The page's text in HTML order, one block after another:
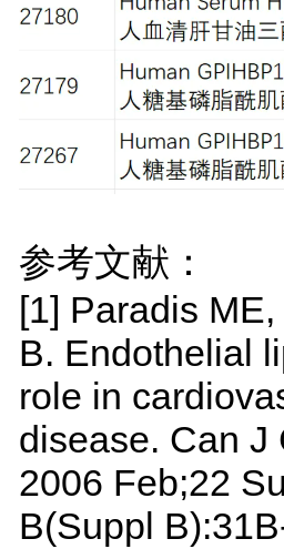
参考文献：
[1] Paradis
B. Endothelial
role in
disease. Can J
2006 Feb;22
B(Suppl